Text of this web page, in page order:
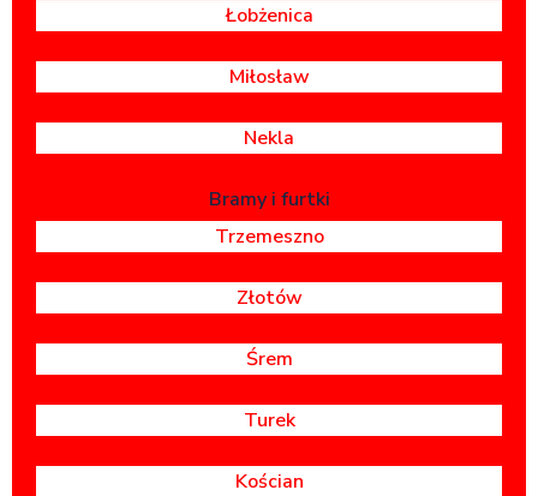
Łobżenica
Miłosław
Nekla
Bramy i furtki
Trzemeszno
Złotów
Śrem
Turek
Kościan